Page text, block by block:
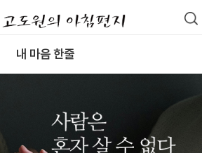
내 마음 한줄